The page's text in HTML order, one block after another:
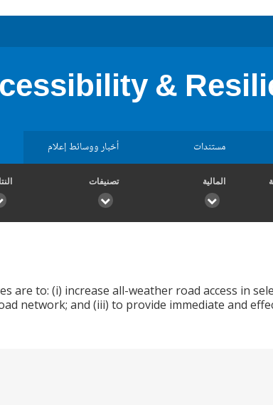
&
مستندات أخبار ووسائط إعلام
المالية تصنيفات
are to: (i) increase all-weather road access in
network; and (iii) to provide immediate and